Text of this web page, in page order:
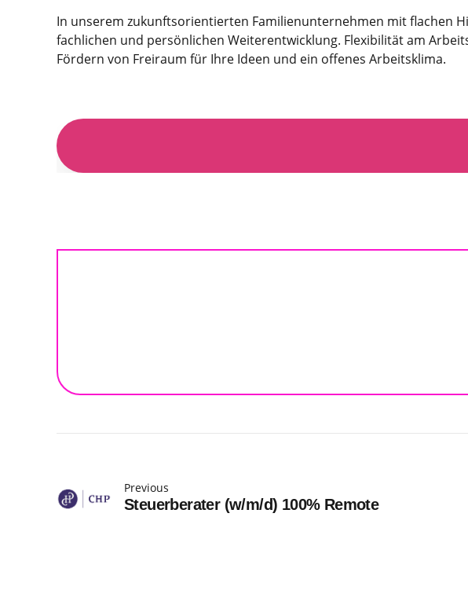
In unserem zukunftsorientierten Familienunternehmen mit flachen
fachlichen und persönlichen Weiterentwicklung. Flexibilität am
Fördern von Freiraum für Ihre Ideen und ein offenes Arbeitsklima.
Previous
Steuerberater (w/m/d) 100% Remote